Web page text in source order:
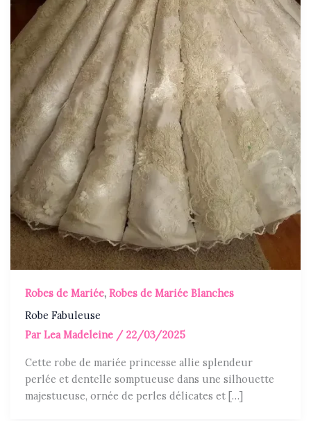
Robes de Mariée,Robes de Mariée Blanches
Robe Fabuleuse
ParLea Madeleine / 22/03/2025
Cette robe de mariée princesse allie splendeur
perlée et dentelle somptueuse dans une silhouette
majestueuse, ornée de perles délicates et […]